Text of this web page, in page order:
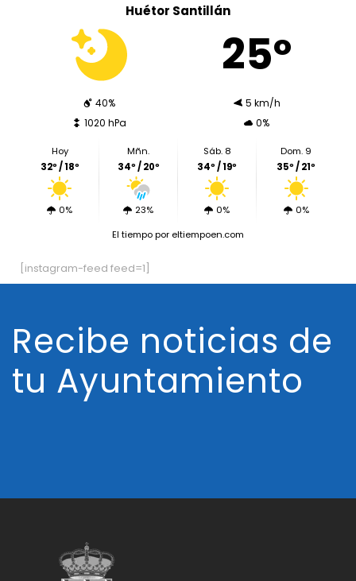
Huétor Santillán
25º
40%
5 km/h
1020 hPa
0%
Hoy
32º / 18º
0%
Mñn.
34º / 20º
23%
Sáb. 8
34º / 19º
0%
Dom. 9
35º / 21º
0%
El tiempopor eltiempoen.com
[instagram-feed feed=1]
Recibe noticias de
tu Ayuntamiento